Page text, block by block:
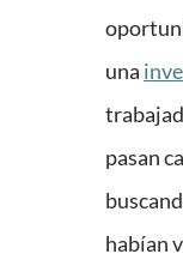
una
pasan
habían